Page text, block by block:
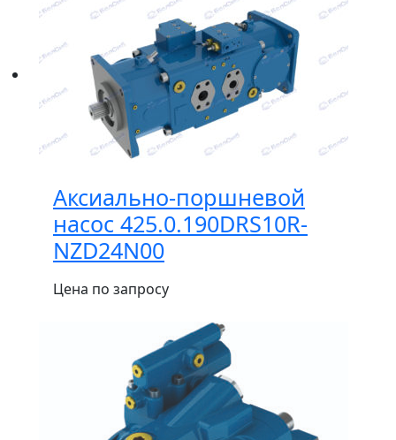
Аксиально-поршневой
насос 425.0.190DRS10R-
NZD24N00
Цена по запросу